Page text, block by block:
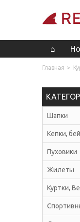
Главная >
Шапки
Кепки,
Пуховики
Жилеты
Куртки,